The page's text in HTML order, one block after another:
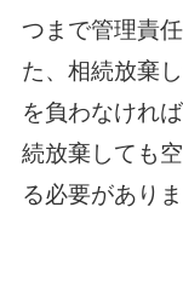
つまで管理責
た、相続放棄
を負わなけれ
続放棄しても
る必要がありま